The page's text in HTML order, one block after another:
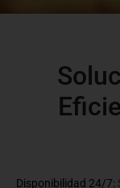
Disponibilidad 24/7: